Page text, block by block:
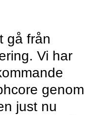
gå från
Vi har
genom
just nu